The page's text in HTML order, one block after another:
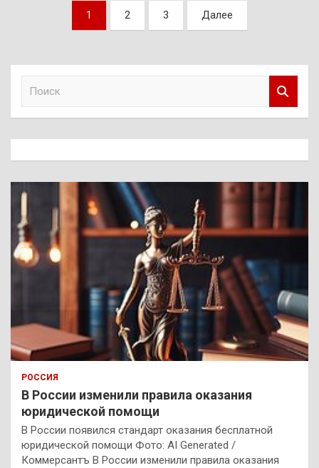
Пагинация
записей
1 2 3 Далее
к
РОССИЯ
В России изменили правила оказания
юридической помощи
В России появился стандарт оказания бесплатной
юридической помощи Фото: AI Generated /
Коммерсантъ В России изменили правила оказания